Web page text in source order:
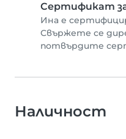
Сертификат
Ина е
Свържете се
потвърдите
Наличност